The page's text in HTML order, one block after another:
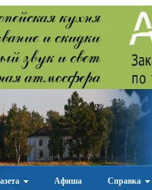
Афиша Справка